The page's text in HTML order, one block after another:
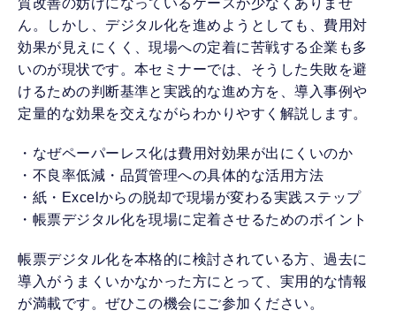
質改善の妨げになっているケースが少なくありませ
ん。しかし、デジタル化を進めようとしても、費用対
効果が見えにくく、現場への定着に苦戦する企業も多
いのが現状です。本セミナーでは、そうした失敗を避
けるための判断基準と実践的な進め方を、導入事例や
定量的な効果を交えながらわかりやすく解説します。
・なぜペーパーレス化は費用対効果が出にくいのか
・不良率低減・品質管理への具体的な活用方法
・紙・Excelからの脱却で現場が変わる実践ステップ
・帳票デジタル化を現場に定着させるためのポイント
帳票デジタル化を本格的に検討されている方、過去に
導入がうまくいかなかった方にとって、実用的な情報
が満載です。ぜひこの機会にご参加ください。